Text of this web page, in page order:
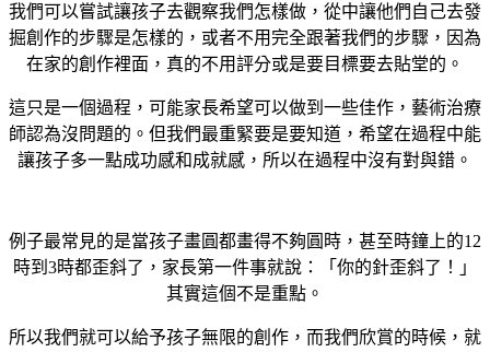
我們可以嘗試讓孩子去觀察我們怎樣做，從中讓他們自己去發
掘創作的步驟是怎樣的，或者不用完全跟著我們的步驟，因為
在家的創作裡面，真的不用評分或是要目標要去貼堂的。
這只是一個過程，可能家長希望可以做到一些佳作，藝術治療
師認為沒問題的。但我們最重緊要是要知道，希望在過程中能
讓孩子多一點成功感和成就感，所以在過程中沒有對與錯。
例子最常見的是當孩子畫圓都畫得不夠圓時，甚至時鐘上的12
時到 3時都歪斜了，家長第一件事就說：「你的針歪斜了！」
其實這個不是重點。
所以我們就可以給予孩子無限的創作，而我們欣賞的時候，就